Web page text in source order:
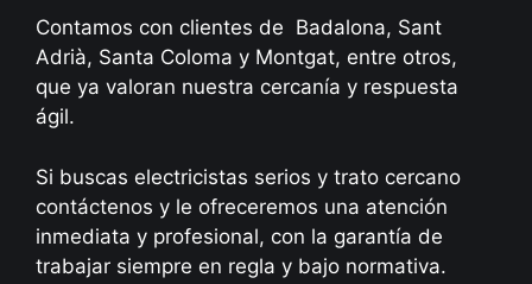
Contamos con clientes de Badalona, Sant
Adrià, Santa Coloma y Montgat, entre otros,
que ya valoran nuestra cercanía y respuesta
ágil.
Si buscas electricistas serios y trato cercano
contáctenos y le ofreceremos una atención
inmediata y profesional, con la garantía de
trabajar siempre en regla y bajo normativa.